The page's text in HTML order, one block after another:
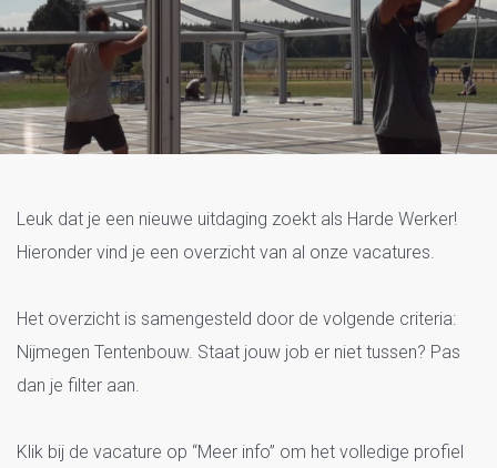
Vacatures Nijmegen Tentenbouw
Leuk dat je een nieuwe uitdaging zoekt als Harde Werker!
Hieronder vind je een overzicht van al onze vacatures.
Het overzicht is samengesteld door de volgende criteria:
Nijmegen Tentenbouw. Staat jouw job er niet tussen? Pas
dan je filter aan.
Klik bij de vacature op “Meer info” om het volledige profiel